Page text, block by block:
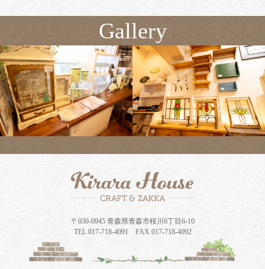
Gallery
〒030-0945 青森県青森市桜川6丁目6-10
TEL 017-718-4091 FAX 017-718-4092